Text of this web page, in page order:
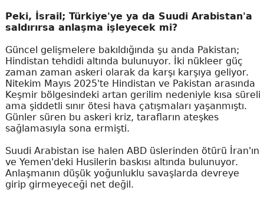
Peki, İsrail; Türkiye'ye ya da Suudi Arabistan'a
saldırırsa anlaşma işleyecek mi?
Güncel gelişmelere bakıldığında şu anda Pakistan;
Hindistan tehdidi altında bulunuyor. İki nükleer güç
zaman zaman askeri olarak da karşı karşıya geliyor.
Nitekim Mayıs 2025'te Hindistan ve Pakistan arasında
Keşmir bölgesindeki artan gerilim nedeniyle kısa süreli
ama şiddetli sınır ötesi hava çatışmaları yaşanmıştı.
Günler süren bu askeri kriz, tarafların ateşkes
sağlamasıyla sona ermişti.
Suudi Arabistan ise halen ABD üslerinden ötürü İran'ın
ve Yemen'deki Husilerin baskısı altında bulunuyor.
Anlaşmanın düşük yoğunluklu savaşlarda devreye
girip girmeyeceği net değil.